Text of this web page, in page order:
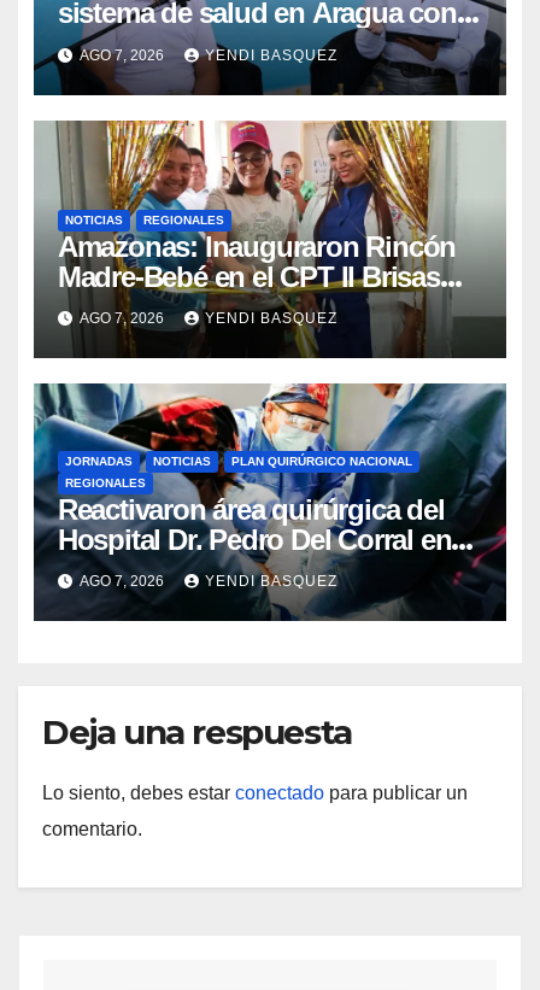
sistema de salud en Aragua con
la reinauguración del CDI La Mora
AGO 7, 2026 YENDI BASQUEZ
NOTICIAS REGIONALES
​Amazonas: Inauguraron Rincón
Madre-Bebé en el CPT II Brisas
del Aeropuerto ​Inauguraron
Rincón
AGO 7, 2026 YENDI BASQUEZ
JORNADAS NOTICIAS
PLAN QUIRÚRGICO NACIONAL
REGIONALES
Reactivaron área quirúrgica del
Hospital Dr. Pedro Del Corral en
Guárico
AGO 7, 2026 YENDI BASQUEZ
Deja una respuesta
Lo siento, debes estar conectado para publicar un
comentario.